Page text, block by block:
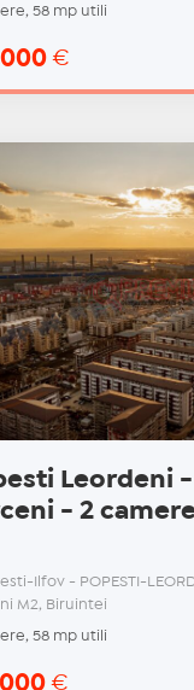
58 mp utili
€
Leordeni
- 2
Ilfov - POPESTI-
M2, Biruintei
58 mp utili
€